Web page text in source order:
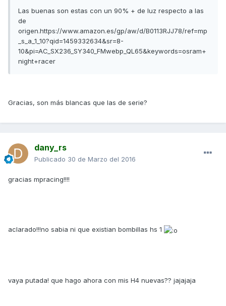
Las buenas son estas con un 90% + de luz respecto a las
de
origen.https://www.amazon.es/gp/aw/d/B0113RJJ78/ref=mp
_s_a_1_10?qid=1459332634&sr=8-
10&pi=AC_SX236_SY340_FMwebp_QL65&keywords=osram+
night+racer
Gracias, son más blancas que las de serie?
dany_rs
Publicado 30 de Marzo del 2016
gracias mpracing!!!!
aclarado!!!no sabia ni que existian bombillas hs 1
vaya putada! que hago ahora con mis H4 nuevas?? jajajaja